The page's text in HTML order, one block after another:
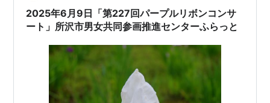
2025年6月9日「第227回パープルリボンコンサ
ート」所沢市男女共同参画推進センターふらっと